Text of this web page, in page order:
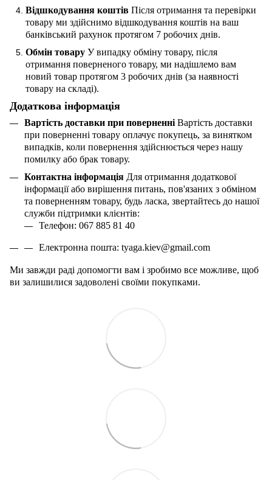
Відшкодування коштів Після отримання та перевірки
товару ми здійснимо відшкодування коштів на ваш
банківський рахунок протягом 7 робочих днів.
Обмін товару У випадку обміну товару, після
отримання поверненого товару, ми надішлемо вам
новий товар протягом 3 робочих днів (за наявності
товару на складі).
Додаткова інформація
Вартість доставки при поверненні Вартість доставки
при поверненні товару оплачує покупець, за винятком
випадків, коли повернення здійснюється через нашу
помилку або брак товару.
Контактна інформація Для отримання додаткової
інформації або вирішення питань, пов'язаних з обміном
та поверненням товару, будь ласка, звертайтесь до нашої
служби підтримки клієнтів:
Телефон: 067 885 81 40
Електронна пошта: tyaga.kiev@gmail.com
Ми завжди раді допомогти вам і зробимо все можливе, щоб
ви залишилися задоволені своїми покупками.